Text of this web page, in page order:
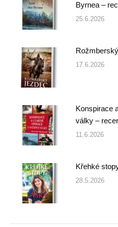
Byrnea –
25.6.2026
17.6.2026
Konspirace
války –
11.6.2026
Křehké
28.5.2026